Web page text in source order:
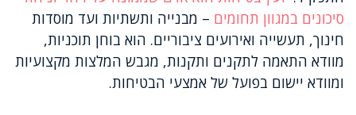
סיכונים במגוון תחומים – מבנייה ותשתיות ועד מוסדות
חינוך, תעשייה ואירועים ציבוריים. הוא בוחן תוכניות,
מוודא התאמה לתקנים ותקנות, מגבש המלצות מקצועיות
ומוודא יישום בפועל של אמצעי הבטיחות.